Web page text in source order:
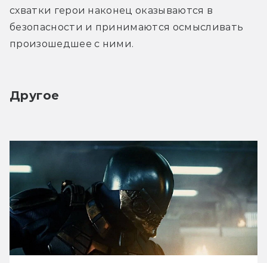
схватки герои наконец оказываются в
безопасности и принимаются осмысливать
произошедшее с ними.
Другое